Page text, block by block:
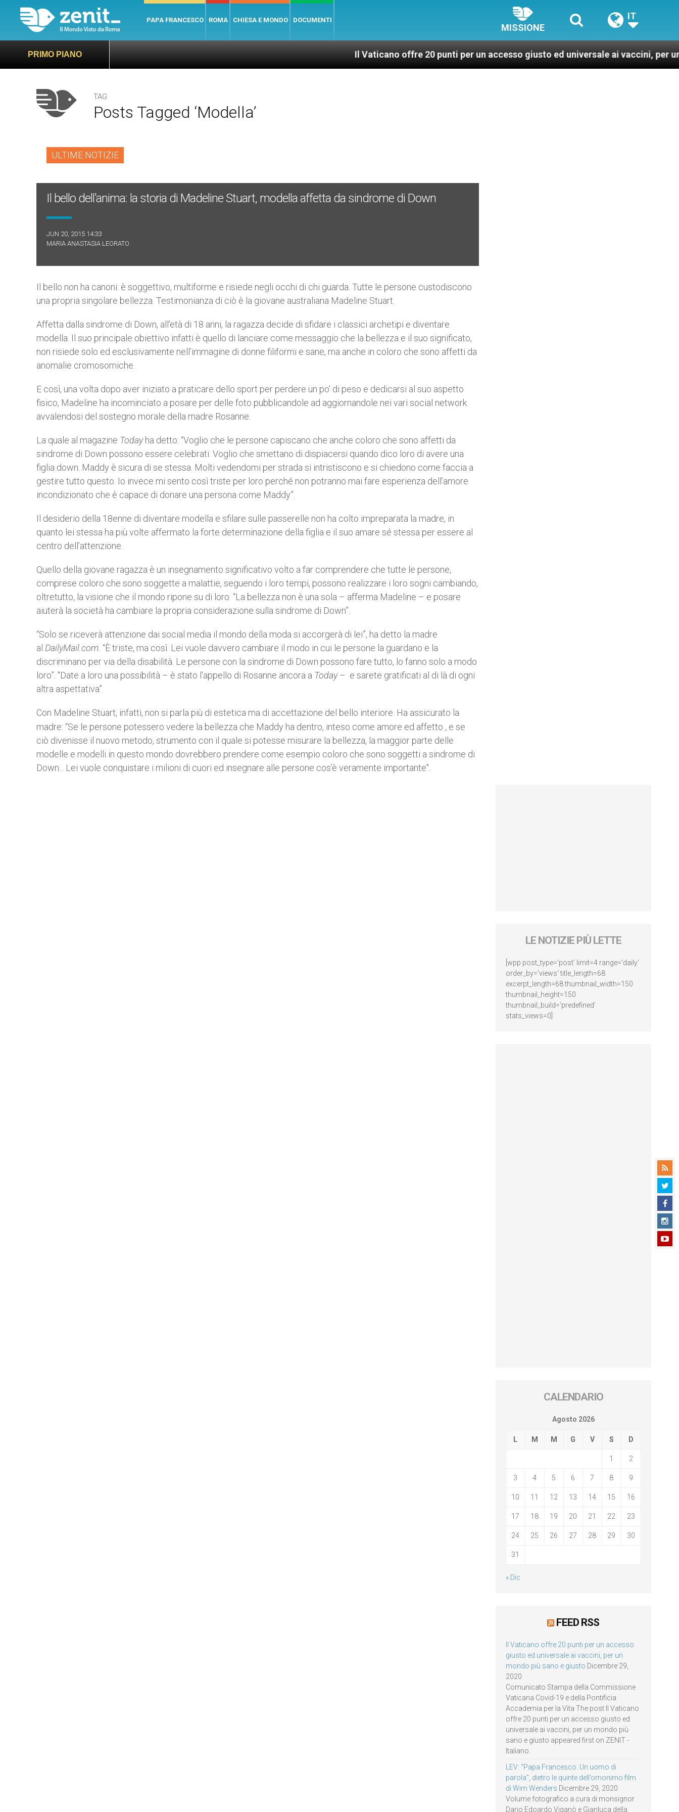
PAPA FRANCESCO ROMA CHIESA E MONDO DOCUMENTI
MISSIONE
IT
PRIMO PIANO Il Vaticano offre 20 punti per un accesso giusto ed universale ai vaccini, per un mondo
TAG
Posts Tagged ‘modella’
ULTIME NOTIZIE
Il bello dell'anima: la storia di Madeline Stuart, modella affetta da sindrome di Down
JUN 20, 2015 14:33
MARIA ANASTASIA LEORATO
Il bello non ha canoni: è soggettivo, multiforme e risiede negli occhi di chi guarda. Tutte le persone custodiscono
una propria singolare bellezza. Testimonianza di ciò è la giovane australiana Madeline Stuart.
Affetta dalla sindrome di Down, all’età di 18 anni, la ragazza decide di sfidare i classici archetipi e diventare
modella. Il suo principale obiettivo infatti è quello di lanciare come messaggio che la bellezza e il suo significato,
non risiede solo ed esclusivamente nell’immagine di donne filiformi e sane, ma anche in coloro che sono affetti da
anomalie cromosomiche.
E così, una volta dopo aver iniziato a praticare dello sport per perdere un po’ di peso e dedicarsi al suo aspetto
fisico, Madeline ha incominciato a posare per delle foto pubblicandole ad aggiornandole nei vari social network
avvalendosi del sostegno morale della madre Rosanne.
La quale al magazine Today ha detto: “Voglio che le persone capiscano che anche coloro che sono affetti da
sindrome di Down possono essere celebrati. Voglio che smettano di dispiacersi quando dico loro di avere una
figlia down. Maddy è sicura di se stessa. Molti vedendomi per strada si intristiscono e si chiedono come faccia a
gestire tutto questo. Io invece mi sento così triste per loro perché non potranno mai fare esperienza dell’amore
incondizionato che è capace di donare una persona come Maddy”.
Il desiderio della 18enne di diventare modella e sfilare sulle passerelle non ha colto impreparata la madre, in
quanto lei stessa ha più volte affermato la forte determinazione della figlia e il suo amare sé stessa per essere al
centro dell’attenzione.
Quello della giovane ragazza è un insegnamento significativo volto a far comprendere che tutte le persone,
comprese coloro che sono soggette a malattie, seguendo i loro tempi, possono realizzare i loro sogni cambiando,
oltretutto, la visione che il mondo ripone su di loro. “La bellezza non è una sola – afferma Madeline – e posare
aiuterà la società ha cambiare la propria considerazione sulla sindrome di Down”.
“Solo se riceverà attenzione dai social media il mondo della moda si accorgerà di lei”, ha detto la madre
al DailyMail.com. “È triste, ma così. Lei vuole davvero cambiare il modo in cui le persone la guardano e la
discriminano per via della disabilità. Le persone con la sindrome di Down possono fare tutto, lo fanno solo a modo
loro”. "Date a loro una possibilità – è stato l'appello di Rosanne ancora a Today– e sarete gratificati al di là di ogni
altra aspettativa”.
Con Madeline Stuart, infatti, non si parla più di estetica ma di accettazione del bello interiore. Ha assicurato la
madre: “Se le persone potessero vedere la bellezza che Maddy ha dentro, inteso come amore ed affetto , e se
ciò divenisse il nuovo metodo, strumento con il quale si potesse misurare la bellezza, la maggior parte delle
modelle e modelli in questo mondo dovrebbero prendere come esempio coloro che sono soggetti a sindrome di
Down... Lei vuole conquistare i milioni di cuori ed insegnare alle persone cos’è veramente importante".
LE NOTIZIE PIÙ LETTE
[wpp post_type='post' limit=4 range='daily'
order_by='views' title_length=68
excerpt_length=68 thumbnail_width=150
thumbnail_height=150
thumbnail_build='predefined'
stats_views=0]
CALENDARIO
Agosto 2026
L M M G V S D
1 2
3 4 5 6 7 8 9
10 11 12 13 14 15 16
17 18 19 20 21 22 23
24 25 26 27 28 29 30
31
« Dic
FEED RSS
Il Vaticano offre 20 punti per un accesso
giusto ed universale ai vaccini, per un
mondo più sano e giusto Dicembre 29,
2020
Comunicato Stampa della Commissione
Vaticana Covid-19 e della Pontificia
Accademia per la Vita The post Il Vaticano
offre 20 punti per un accesso giusto ed
universale ai vaccini, per un mondo più
sano e giusto appeared first on ZENIT -
Italiano.
LEV: “Papa Francesco. Un uomo di
parola”, dietro le quinte dell’omonimo film
di Wim Wenders Dicembre 29, 2020
Volume fotografico a cura di monsignor
Dario Edoardo Viganò e Gianluca della